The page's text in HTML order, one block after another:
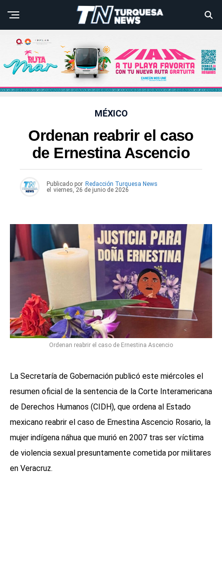
MÉXICO
Ordenan reabrir el caso
de Ernestina Ascencio
Publicado por Redacción Turquesa News
el viernes, 26 de junio de 2026
Ordenan reabrir el caso de Ernestina Ascencio
La Secretaría de Gobernación publicó este miércoles el
resumen oficial de la sentencia de la Corte Interamericana
de Derechos Humanos (CIDH), que ordena al Estado
mexicano reabrir el caso de Ernestina Ascencio Rosario, la
mujer indígena náhua que murió en 2007 tras ser víctima
de violencia sexual presuntamente cometida por militares
en Veracruz.